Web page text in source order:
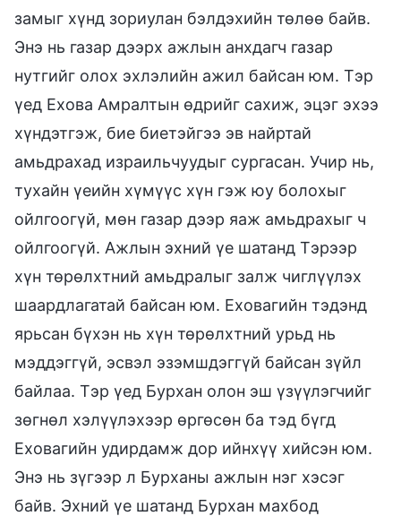
замыг хүнд зориулан бэлдэхийн төлөө байв.
Энэ нь газар дээрх ажлын анхдагч газар
нутгийг олох эхлэлийн ажил байсан юм. Тэр
үед Ехова Амралтын өдрийг сахиж, эцэг эхээ
хүндэтгэж, бие биетэйгээ эв найртай
амьдрахад израильчуудыг сургасан. Учир нь,
тухайн үеийн хүмүүс хүн гэж юу болохыг
ойлгоогүй, мөн газар дээр яаж амьдрахыг ч
ойлгоогүй. Ажлын эхний үе шатанд Тэрээр
хүн төрөлхтний амьдралыг залж чиглүүлэх
шаардлагатай байсан юм. Еховагийн тэдэнд
ярьсан бүхэн нь хүн төрөлхтний урьд нь
мэддэггүй, эсвэл эзэмшдэггүй байсан зүйл
байлаа. Тэр үед Бурхан олон эш үзүүлэгчийг
зөгнөл хэлүүлэхээр өргөсөн ба тэд бүгд
Еховагийн удирдамж дор ийнхүү хийсэн юм.
Энэ нь зүгээр л Бурханы ажлын нэг хэсэг
байв. Эхний үе шатанд Бурхан махбод